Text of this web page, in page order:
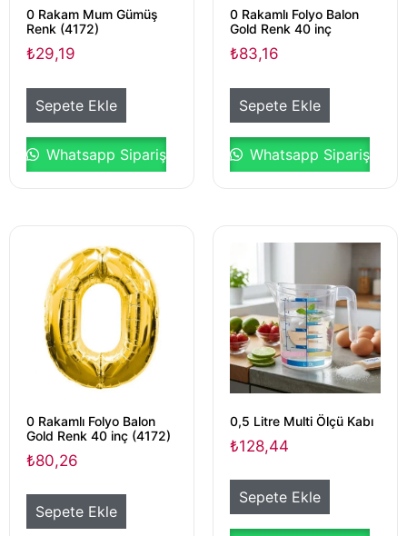
0 Rakam Mum Gümüş
Renk (4172)
₺29,19
Sepete Ekle
Whatsapp Sipariş
0 Rakamlı Folyo Balon
Gold Renk 40 inç
₺83,16
Sepete Ekle
Whatsapp Sipariş
0 Rakamlı Folyo Balon
Gold Renk 40 inç (4172)
₺80,26
Sepete Ekle
0,5 Litre Multi Ölçü Kabı
₺128,44
Sepete Ekle